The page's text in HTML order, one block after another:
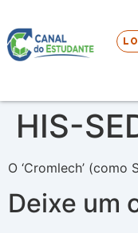
HIS-
O ‘Cromlech’
Deixe um